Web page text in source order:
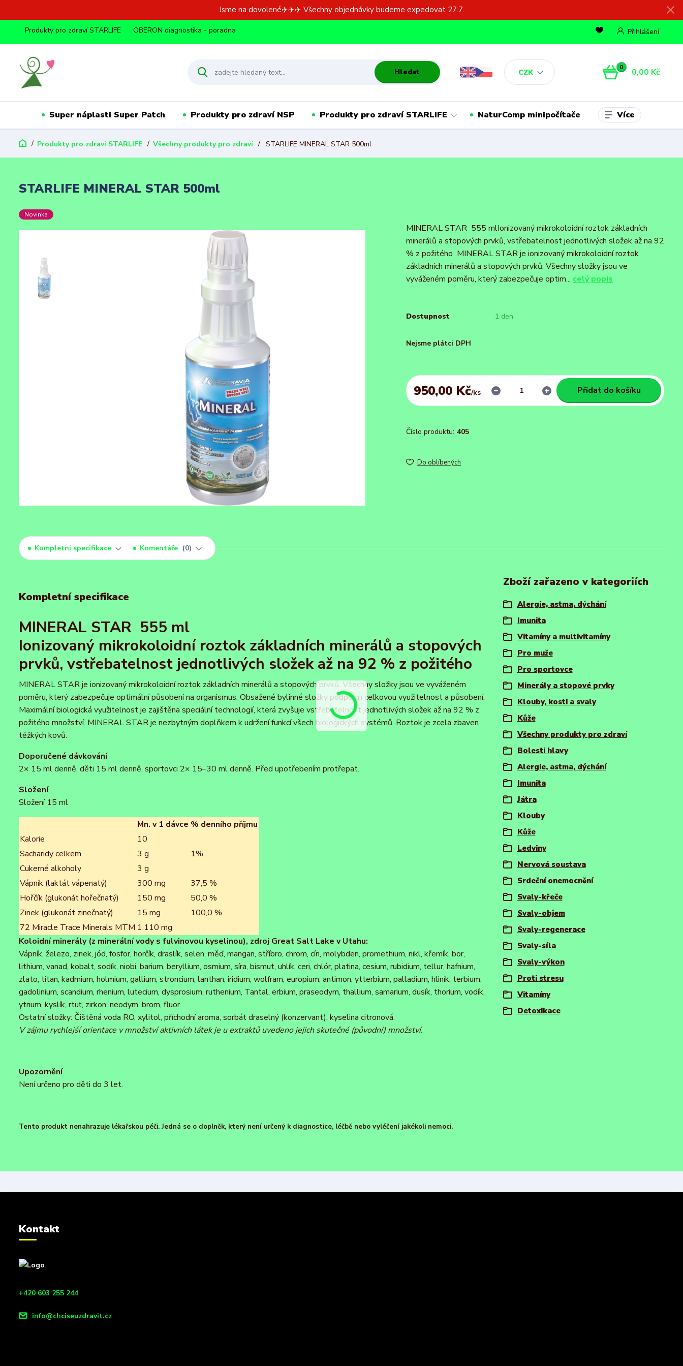
Jsme na dovolené✈️✈️✈️ Všechny objednávky budeme expedovat 27.7.
Produkty pro zdraví STARLIFE OBERON diagnostika - poradna
CZK
Přihlášení
Hledat 0 0,00 Kč
Super náplasti Super Patch Produkty pro zdraví NSP Produkty pro zdraví STARLIFE NaturComp minipočítače Více
Produkty pro zdraví STARLIFE Všechny produkty pro zdraví STARLIFE MINERAL STAR 500ml
STARLIFE MINERAL STAR 500ml
Novinka
MINERAL STAR 555 mlIonizovaný mikrokoloidní roztok základních
minerálů a stopových prvků, vstřebatelnost jednotlivých složek až na 92
% z požitého MINERAL STAR je ionizovaný mikrokoloidní roztok
základních minerálů a stopových prvků. Všechny složky jsou ve
vyváženém poměru, který zabezpečuje optim... celý popis
Dostupnost 1 den
Nejsme plátci DPH
950,00 Kč/ks Přidat do košíku
Číslo produktu: 405
Do oblíbených
Kompletní specifikace Komentáře 0
Kompletní specifikace
MINERAL STAR 555 ml
Ionizovaný mikrokoloidní roztok základních minerálů a stopových
prvků, vstřebatelnost jednotlivých složek až na 92 % z požitého
MINERAL STAR je ionizovaný mikrokoloidní roztok základních minerálů a stopových prvků. Všechny složky jsou ve vyváženém
poměru, který zabezpečuje optimální působení na organismus. Obsažené bylinné složky podporují celkovou využitelnost a působení.
Maximální biologická využitelnost je zajištěna speciální technologií, která zvyšuje vstřebatelnost jednotlivých složek až na 92 % z
požitého množství. MINERAL STAR je nezbytným doplňkem k udržení funkcí všech biologických systémů. Roztok je zcela zbaven
těžkých kovů.
Doporučené dávkování
2× 15 ml denně, děti 15 ml denně, sportovci 2× 15–30 ml denně. Před upotřebením protřepat.
Složení
Složení 15 ml
Mn. v 1 dávce % denního příjmu
Kalorie
10
Sacharidy celkem
3 g
1%
Cukerné alkoholy
3 g
Vápník (laktát vápenatý)
300 mg
37,5 %
Hořčík (glukonát hořečnatý)
150 mg
50,0 %
Zinek (glukonát zinečnatý)
15 mg
100,0 %
72 Miracle Trace Minerals MTM 1.110 mg
Koloidní minerály (z minerální vody s fulvinovou kyselinou), zdroj Great Salt Lake v Utahu:
Vápník, železo, zinek, jód, fosfor, horčík, draslík, selen, měď, mangan, stříbro, chrom, cín, molybden, promethium, nikl, křemík, bor,
lithium, vanad, kobalt, sodík, niobi, barium, beryllium, osmium, síra, bismut, uhlík, ceri, chlór, platina, cesium, rubidium, tellur, hafnium,
zlato, titan, kadmium, holmium, gallium, stroncium, lanthan, iridium, wolfram, europium, antimon, ytterbium, palladium, hliník, terbium,
gadolinium, scandium, rhenium, lutecium, dysprosium, ruthenium, Tantal, erbium, praseodym, thallium, samarium, dusík, thorium, vodík,
ytrium, kyslík, rtuť, zirkon, neodym, brom, fluor.
Ostatní složky: Čištěná voda RO, xylitol, příchodní aroma, sorbát draselný (konzervant), kyselina citronová.
V zájmu rychlejší orientace v množství aktivních látek je u extraktů uvedeno jejich skutečné (původní) množství.
Upozornění
Není určeno pro děti do 3 let.
Tento produkt nenahrazuje lékařskou péči. Jedná se o doplněk, který není určený k diagnostice, léčbě nebo vyléčení jakékoli nemoci.
Zboží zařazeno v kategoriích
Alergie, astma, dýchání
Imunita
Vitamíny a multivitamíny
Pro muže
Pro sportovce
Minerály a stopové prvky
Klouby, kosti a svaly
Kůže
Všechny produkty pro zdraví
Bolesti hlavy
Alergie, astma, dýchání
Imunita
Játra
Klouby
Kůže
Ledviny
Nervová soustava
Srdeční onemocnění
Svaly-křeče
Svaly-objem
Svaly-regenerace
Svaly-síla
Svaly-výkon
Proti stresu
Vitamíny
Detoxikace
Kontakt
+420 603 255 244
info@chciseuzdravit.cz